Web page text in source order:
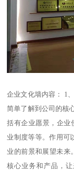
企业文化墙内容： 1
简单了解到公司的核
括有企业愿景，企业
业制度等等。作用可
业的前景和展望未来
核心业务和产品，